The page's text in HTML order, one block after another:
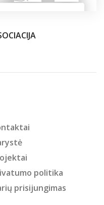
politika
prisijungimas